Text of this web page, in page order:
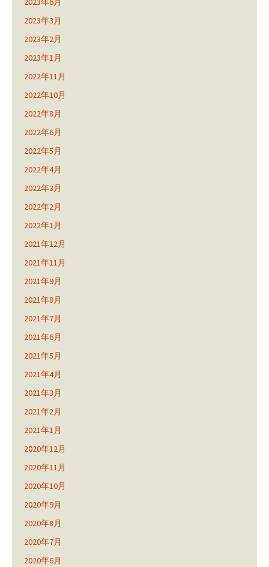
2023年3月
2023年2月
2023年1月
2022年11月
2022年10月
2022年8月
2022年6月
2022年5月
2022年4月
2022年3月
2022年2月
2022年1月
2021年12月
2021年11月
2021年9月
2021年8月
2021年7月
2021年6月
2021年5月
2021年4月
2021年3月
2021年2月
2021年1月
2020年12月
2020年11月
2020年10月
2020年9月
2020年8月
2020年7月
2020年6月